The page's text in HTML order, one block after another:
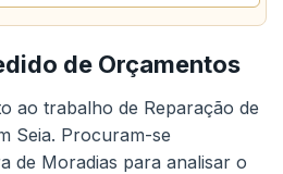
de Orçamentos
ao trabalho de Reparação de
Seia. Procuram-se
de Moradias para analisar o